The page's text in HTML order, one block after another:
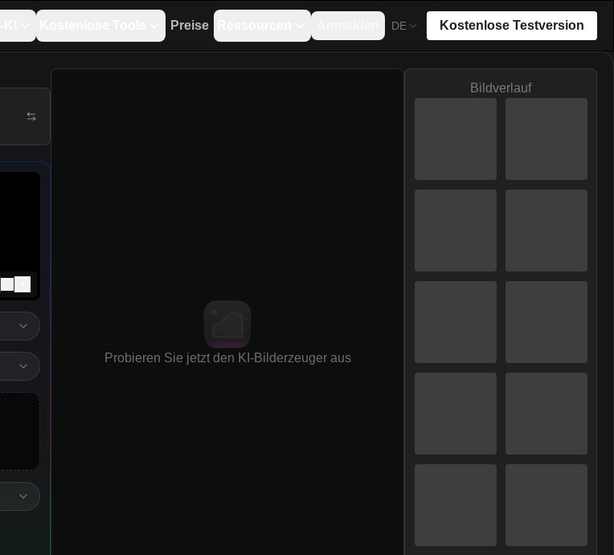
Preise DE Kostenlose Testversion
Probieren Sie jetzt den KI-Bilderzeuger aus
Bildverlauf